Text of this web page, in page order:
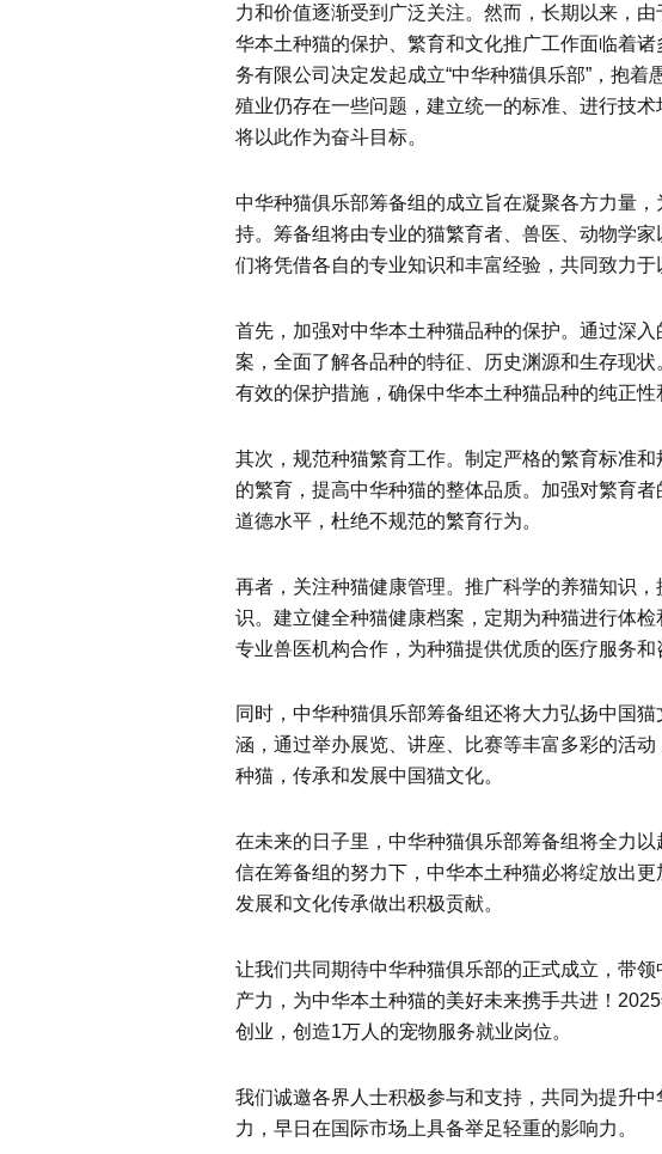
力和价值逐渐受到广泛关注。然而，长期以来，
华本土种猫的保护、繁育和文化推广工作面临着
务有限公司决定发起成立“中华种猫俱乐部”，抱
殖业仍存在一些问题，建立统一的标准、进行技
将以此作为奋斗目标。
中华种猫俱乐部筹备组的成立旨在凝聚各方力量
持。筹备组将由专业的猫繁育者、兽医、动物学
们将凭借各自的专业知识和丰富经验，共同致力于
首先，加强对中华本土种猫品种的保护。通过深
案，全面了解各品种的特征、历史渊源和生存现
有效的保护措施，确保中华本土种猫品种的纯正性
其次，规范种猫繁育工作。制定严格的繁育标准
的繁育，提高中华种猫的整体品质。加强对繁育
道德水平，杜绝不规范的繁育行为。
再者，关注种猫健康管理。推广科学的养猫知识
识。建立健全种猫健康档案，定期为种猫进行体
专业兽医机构合作，为种猫提供优质的医疗服务和
同时，中华种猫俱乐部筹备组还将大力弘扬中国
涵，通过举办展览、讲座、比赛等丰富多彩的活
种猫，传承和发展中国猫文化。
在未来的日子里，中华种猫俱乐部筹备组将全力
信在筹备组的努力下，中华本土种猫必将绽放出
发展和文化传承做出积极贡献。
让我们共同期待中华种猫俱乐部的正式成立，带
产力，为中华本土种猫的美好未来携手共进！
创业，创造1万人的宠物服务就业岗位。
我们诚邀各界人士积极参与和支持，共同为提升
力，早日在国际市场上具备举足轻重的影响力。